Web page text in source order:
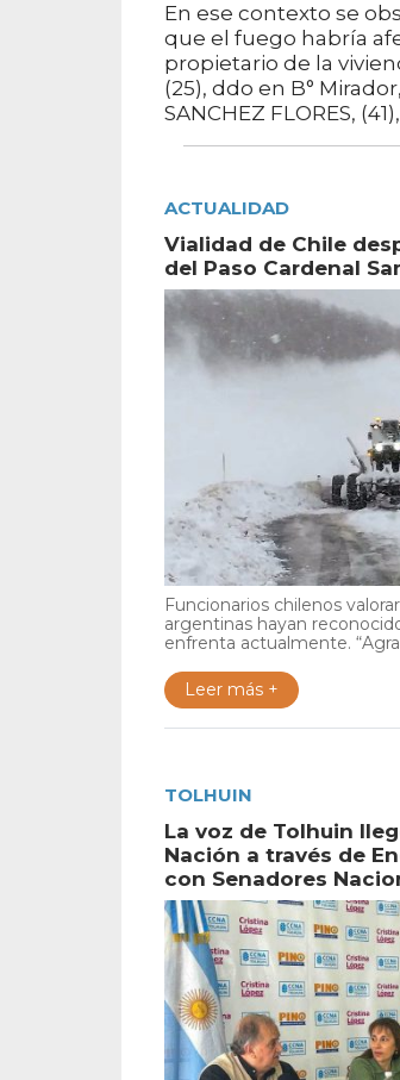
En ese contexto se
que el fuego habría
propietario de la
(25), ddo en B°
SANCHEZ FLORES,
ACTUALIDAD
Vialidad de Chile
del Paso Cardenal
Funcionarios chilenos
argentinas hayan
enfrenta actualmente.
Leer más +
TOLHUIN
La voz de Tolhuin
Nación a través de
con Senadores